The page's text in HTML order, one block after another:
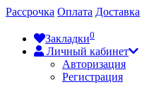
Рассрочка Оплата Доставка
Закладки0
Личный кабинет
Авторизация
Регистрация